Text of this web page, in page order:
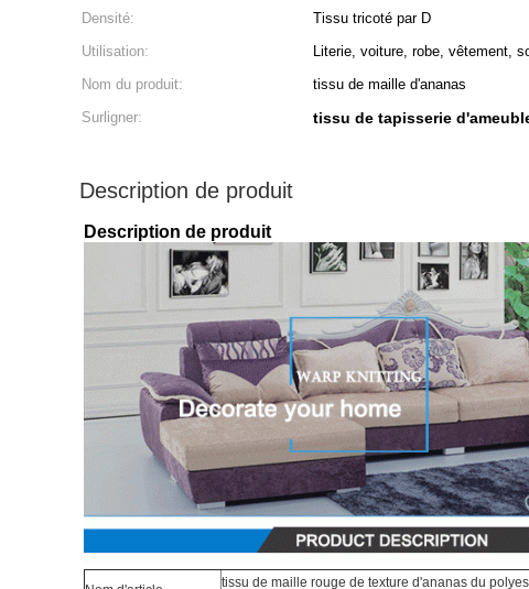
Densité:
Tissu tricoté par D
Utilisation:
Literie, voiture, robe, vêtement,
Nom du produit:
tissu de maille d'ananas
Surligner:
tissu de tapisserie
Description de produit
Description de produit
tissu de maille rouge de texture d'ananas du